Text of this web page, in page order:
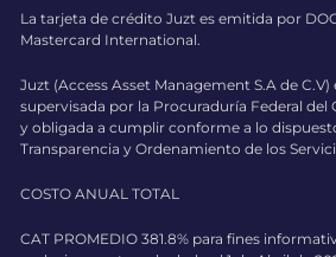
La tarjeta de crédito Juzt es emitida por
Mastercard International.
Juzt (Access Asset Management S.A de
supervisada por la Procuraduría Federal del
y obligada a cumplir conforme a lo
Transparencia y Ordenamiento de los
COSTO ANUAL TOTAL
CAT PROMEDIO 381.8% para fines